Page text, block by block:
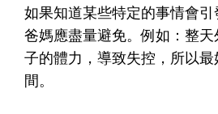
如果知道某些特定的事情會引
爸媽應盡量避免。例如：整
子的體力，導致失控，所以
間。